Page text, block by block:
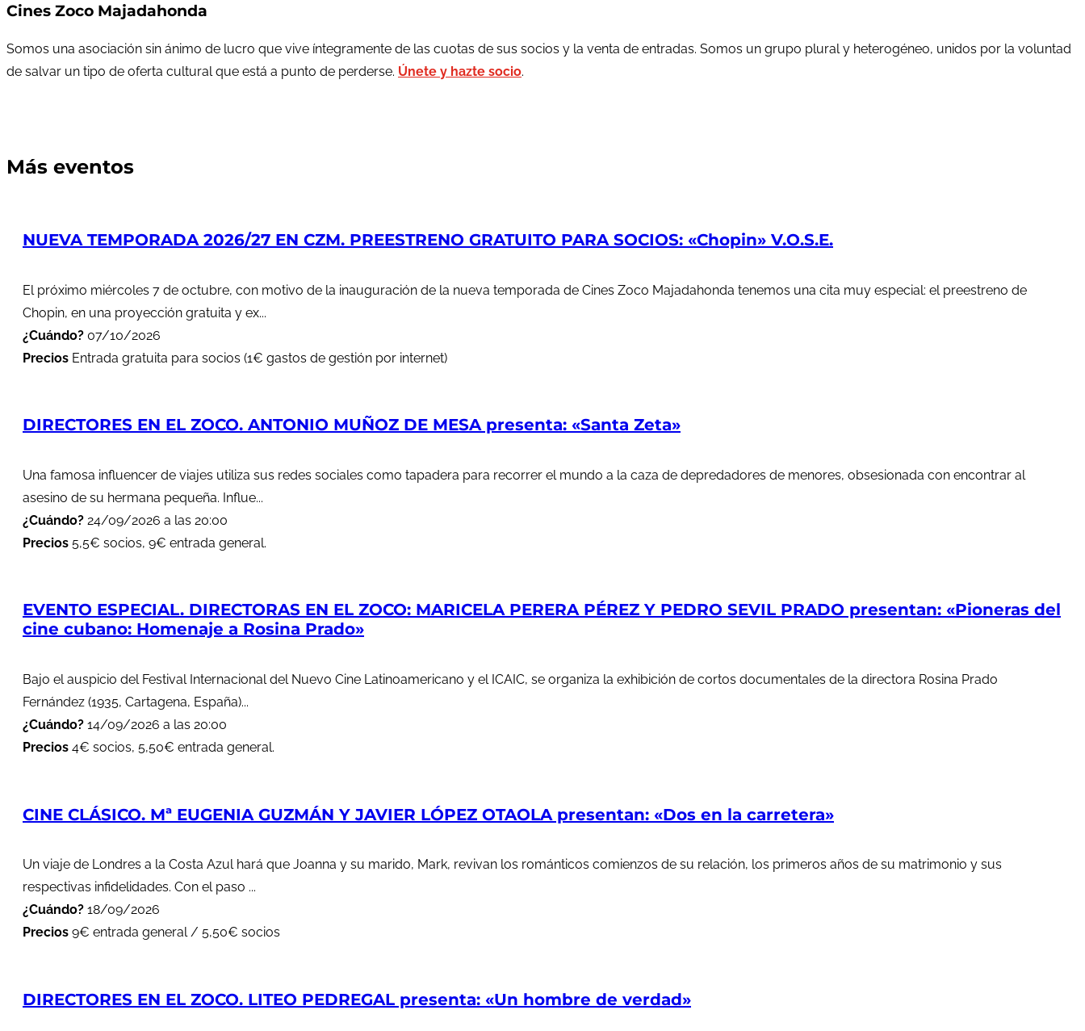
Cines Zoco Majadahonda
Somos una asociación sin ánimo de lucro que vive íntegramente de las cuotas de sus socios y la venta de entradas. Somos un grupo plural y heterogéneo, unidos por la voluntad
de salvar un tipo de oferta cultural que está a punto de perderse. Únete y hazte socio.
Más eventos
NUEVA TEMPORADA 2026/27 EN CZM. PREESTRENO GRATUITO PARA SOCIOS: «Chopin» V.O.S.E.
El próximo miércoles 7 de octubre, con motivo de la inauguración de la nueva temporada de Cines Zoco Majadahonda tenemos una cita muy especial: el preestreno de
Chopin, en una proyección gratuita y ex...
¿Cuándo? 07/10/2026
Precios Entrada gratuita para socios (1€ gastos de gestión por internet)
DIRECTORES EN EL ZOCO. ANTONIO MUÑOZ DE MESA presenta: «Santa Zeta»
Una famosa influencer de viajes utiliza sus redes sociales como tapadera para recorrer el mundo a la caza de depredadores de menores, obsesionada con encontrar al
asesino de su hermana pequeña. Influe...
¿Cuándo? 24/09/2026 a las 20:00
Precios 5,5€ socios, 9€ entrada general.
EVENTO ESPECIAL. DIRECTORAS EN EL ZOCO: MARICELA PERERA PÉREZ Y PEDRO SEVIL PRADO presentan: «Pioneras del
cine cubano: Homenaje a Rosina Prado»
Bajo el auspicio del Festival Internacional del Nuevo Cine Latinoamericano y el ICAIC, se organiza la exhibición de cortos documentales de la directora Rosina Prado
Fernández (1935, Cartagena, España)...
¿Cuándo? 14/09/2026 a las 20:00
Precios 4€ socios, 5,50€ entrada general.
CINE CLÁSICO. Mª EUGENIA GUZMÁN Y JAVIER LÓPEZ OTAOLA presentan: «Dos en la carretera»
Un viaje de Londres a la Costa Azul hará que Joanna y su marido, Mark, revivan los románticos comienzos de su relación, los primeros años de su matrimonio y sus
respectivas infidelidades. Con el paso ...
¿Cuándo? 18/09/2026
Precios 9€ entrada general / 5,50€ socios
DIRECTORES EN EL ZOCO. LITEO PEDREGAL presenta: «Un hombre de verdad»